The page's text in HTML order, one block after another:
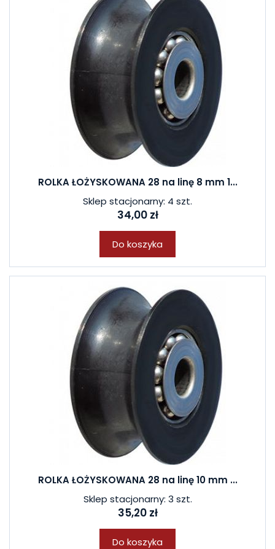
ROLKA ŁOŻYSKOWANA 28 na linę 8 mm 1...
Sklep stacjonarny: 4 szt.
34,00 zł
Do koszyka
ROLKA ŁOŻYSKOWANA 28 na linę 10 mm ...
Sklep stacjonarny: 3 szt.
35,20 zł
Do koszyka